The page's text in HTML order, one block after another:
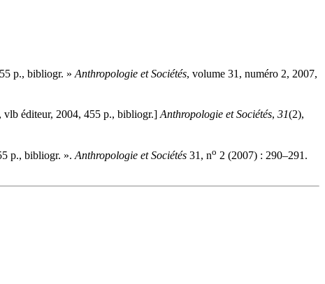
p., bibliogr. » Anthropologie et Sociétés, volume 31, numéro 2, 2007,
vlb éditeur, 2004, 455 p., bibliogr.]Anthropologie et Sociétés, 31(2),
p., bibliogr. ». Anthropologie et Sociétés 31, no 2 (2007) : 290–291.